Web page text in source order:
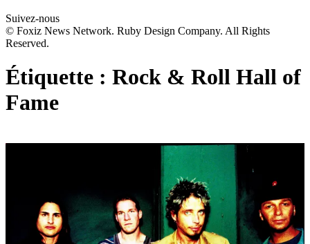
Suivez-nous
© Foxiz News Network. Ruby Design Company. All Rights
Reserved.
Étiquette : Rock & Roll Hall of
Fame